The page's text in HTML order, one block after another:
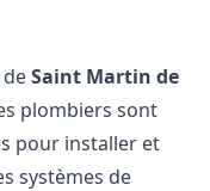
deSaint Martin de
plombiers sont
pour installer et
systèmes de